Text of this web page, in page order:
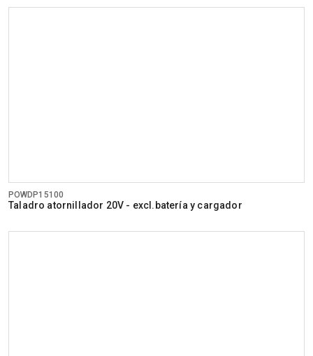
POWDP15100
Taladro atornillador 20V - excl.batería y cargador